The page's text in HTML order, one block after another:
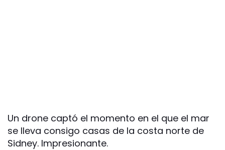
Un drone captó el momento en el que el mar
se lleva consigo casas de la costa norte de
Sidney. Impresionante.